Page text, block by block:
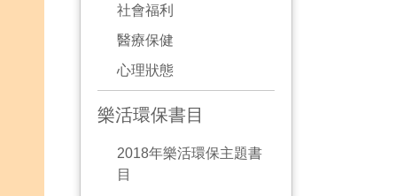
社會福利
醫療保健
心理狀態
樂活環保書目
2018年樂活環保主題書
目